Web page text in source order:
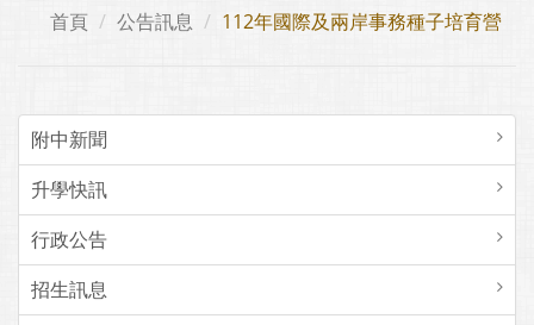
首頁 公告訊息 112年國際及兩岸事務種子培育營
附中新聞
升學快訊
行政公告
招生訊息